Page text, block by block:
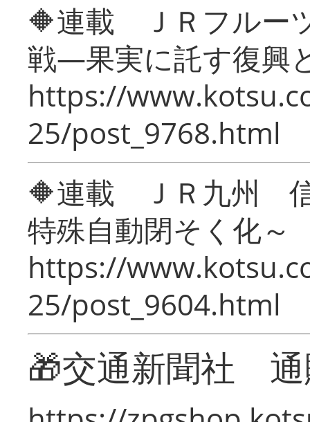
🔶連載 ＪＲフルー
戦―果実に託す復興
https://
25/post_9768.html
🔶連載 ＪＲ九州 信
特殊自動閉そく化～
https://
25/post_9604.html
🎁交通新聞社